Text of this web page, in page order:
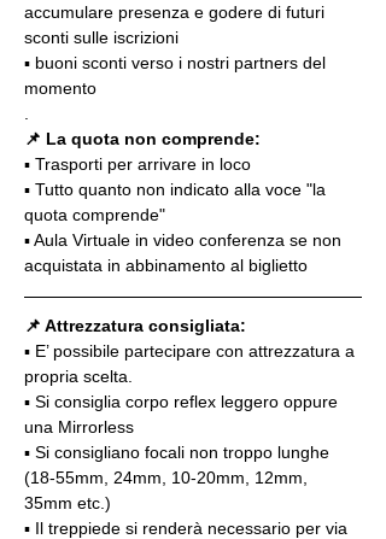
accumulare presenza e godere di futuri
sconti sulle iscrizioni
▪️ buoni sconti verso i nostri partners del
momento
📌 La quota non comprende:
▪️ Trasporti per arrivare in loco
▪️ Tutto quanto non indicato alla voce "la
quota comprende"
▪️ Aula Virtuale in video conferenza se non
acquistata in abbinamento al biglietto
📌 Attrezzatura consigliata:
▪️ E’ possibile partecipare con attrezzatura a
propria scelta.
▪️ Si consiglia corpo reflex leggero oppure
una Mirrorless
▪️ Si consigliano focali non troppo lunghe
(18-55mm, 24mm, 10-20mm, 12mm,
35mm etc.)
▪️ Il treppiede si renderà necessario per via